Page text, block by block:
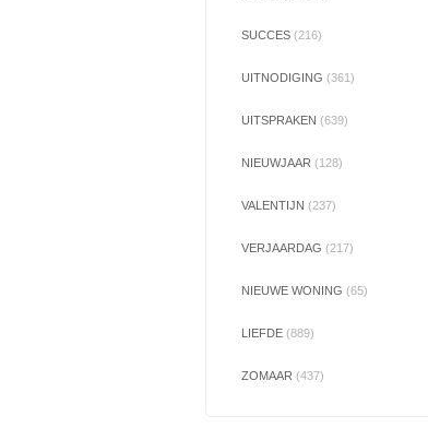
SUCCES (216)
UITNODIGING (361)
UITSPRAKEN (639)
NIEUWJAAR (128)
VALENTIJN (237)
VERJAARDAG (217)
NIEUWE WONING (65)
LIEFDE (889)
ZOMAAR (437)